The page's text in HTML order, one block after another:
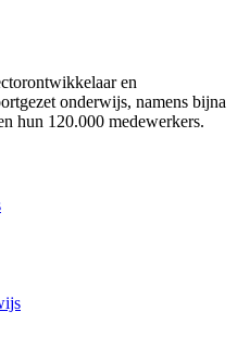
en
onderwijs, namens bijna
hun 120.000 medewerkers.